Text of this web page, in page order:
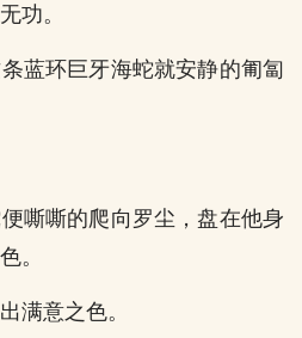
功。
蓝环巨牙海蛇就安静的匍匐
嘶嘶的爬向罗尘，盘在他身
。
满意之色。